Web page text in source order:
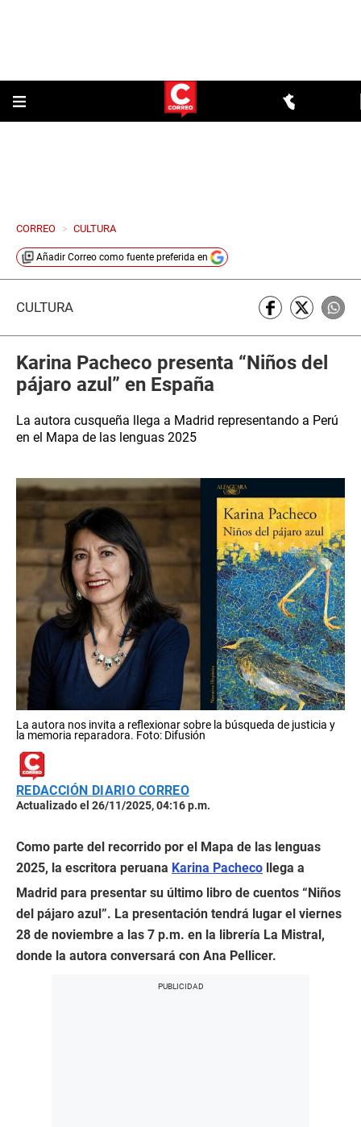
CORREO > CULTURA
Añadir Correo como fuente preferida en
CULTURA
Karina Pacheco presenta “Niños del
pájaro azul” en España
La autora cusqueña llega a Madrid representando a Perú
en el Mapa de las lenguas 2025
La autora nos invita a reflexionar sobre la búsqueda de justicia y
la memoria reparadora. Foto: Difusión
REDACCIÓN DIARIO CORREO
Actualizado el 26/11/2025, 04:16 p.m.
Como parte del recorrido por el Mapa de las lenguas
2025, la escritora peruana Karina Pacheco llega a
Madrid para presentar su último libro de cuentos “Niños
del pájaro azul”. La presentación tendrá lugar el viernes
28 de noviembre a las 7 p.m. en la librería La Mistral,
donde la autora conversará con Ana Pellicer.